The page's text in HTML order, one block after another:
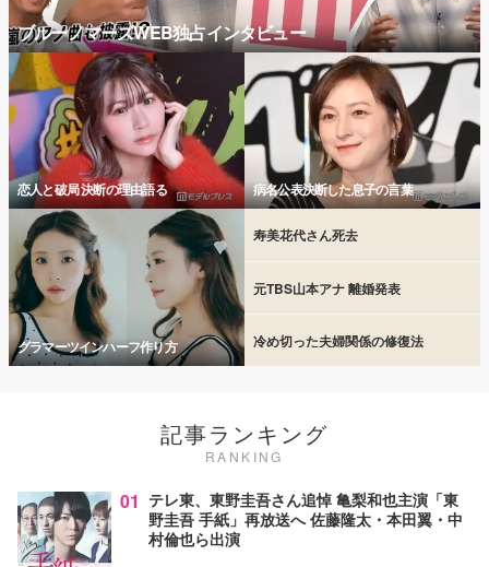
ブルーノマーズWEB独占インタビュー
恋人と破局 決断の理由語る 病名公表決断した息子の言葉
グラマーツインハーフ作り方
寿美花代さん死去
元TBS山本アナ 離婚発表
冷め切った夫婦関係の修復法
記事ランキング
RANKING
01 テレ東、東野圭吾さん追悼 亀梨和也主演「東
野圭吾 手紙」再放送へ 佐藤隆太・本田翼・中
村倫也ら出演